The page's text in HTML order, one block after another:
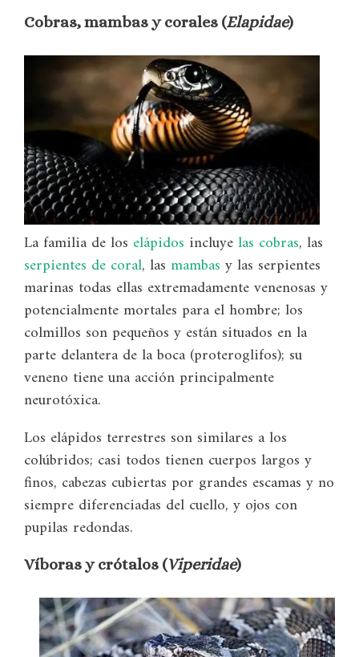
Cobras, mambas y corales (Elapidae)
La familia de los elápidos incluyelas cobras, las
serpientes de coral, las mambas y las serpientes
marinas todas ellas extremadamente venenosas y
potencialmente mortales para el hombre; los
colmillos son pequeños y están situados en la
parte delantera de la boca (proteroglifos); su
veneno tiene una acción principalmente
neurotóxica.
Los elápidos terrestres son similares a los
colúbridos; casi todos tienen cuerpos largos y
finos, cabezas cubiertas por grandes escamas y no
siempre diferenciadas del cuello, y ojos con
pupilas redondas.
Víboras y crótalos (Viperidae)